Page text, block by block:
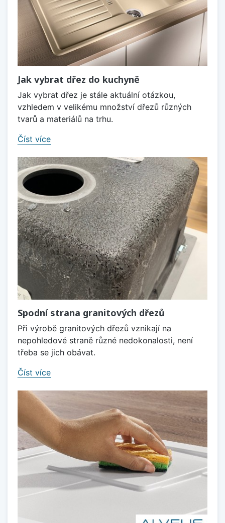
Jak vybrat dřez do kuchyně
Jak vybrat dřez je stále aktuální otázkou,
vzhledem v velikému množství dřezů různých
tvarů a materiálů na trhu.
Číst více
Spodní strana granitových dřezů
Při výrobě granitových dřezů vznikají na
nepohledové straně různé nedokonalosti, není
třeba se jich obávat.
Číst více